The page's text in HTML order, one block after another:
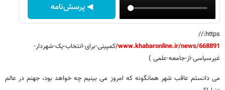
◀ پرسش‌نامه
www.khabaronline.ir/news/668891/ کمپینی-برای-انتخاب-یک-شهردار-
غیرسیاسی-از-جامعه-علمی )
می دانستم عاقب شهر همانگونه که امروز می بینیم چه خواهد بود، جهنم در عالم